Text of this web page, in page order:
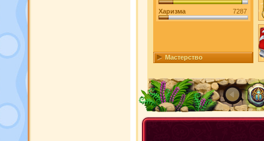
Харизма 7287
Мастерство